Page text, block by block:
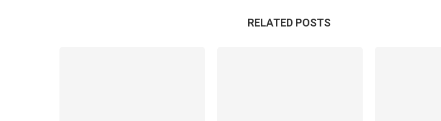
RELATED POSTS